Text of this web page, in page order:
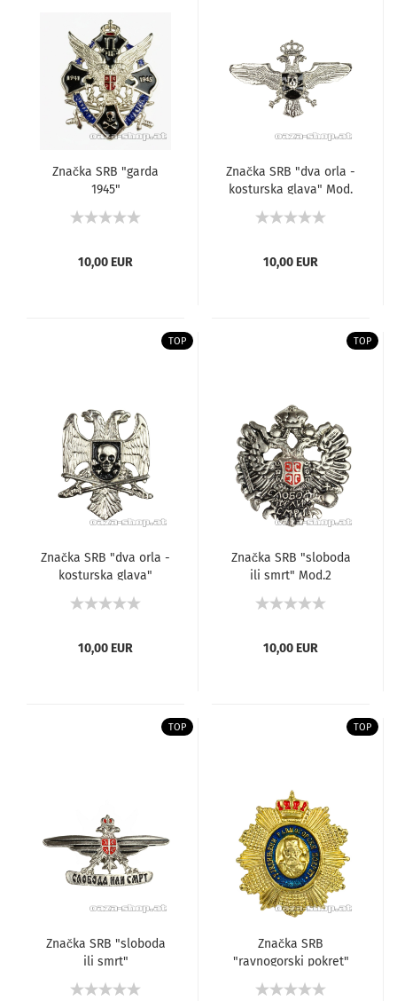
Značka SRB "garda
1945"
10,00 EUR
Značka SRB "dva orla -
kosturska glava" Mod.
10,00 EUR
TOP
Značka SRB "dva orla -
kosturska glava"
10,00 EUR
TOP
Značka SRB "sloboda
ili smrt" Mod.2
10,00 EUR
TOP
Značka SRB "sloboda
ili smrt"
TOP
Značka SRB
"ravnogorski pokret"